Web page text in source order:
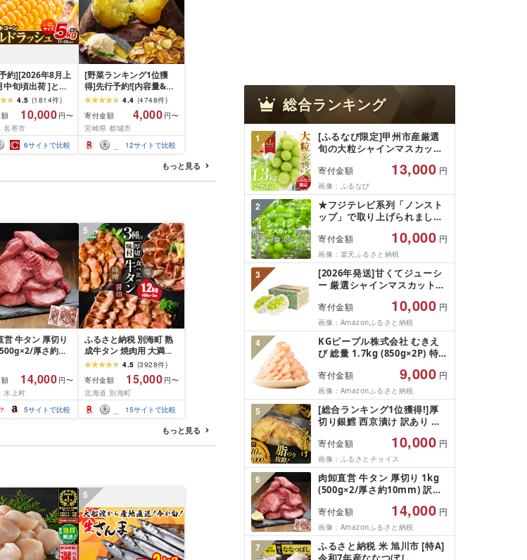
約][2026年8月上
中旬頃出荷 ]とう
し 極甘 スイート
「 ゴールドラッ
5kg 以上 11〜13
サイズ --
4.5 (1814件)
10,000 円〜
名寄市
6サイトで比較
[野菜ランキング1位獲
得]先行予約![内容量&発
送時期が選べる!]島津甘
藷 熟成紅はるか ≪M〜
S≫≪2L〜M≫ - 年間受
付数2万超え 紅はるか
2kg/5kg/10kg 大きめサ
イズ 産地直送 先行受付
11月お届け 国産 土付き
4.4 (4748件)
寄付金額
4,000 円〜
宮崎県 都城市
12サイトで比較
もっと見る
営 牛タン 厚切り
厚さ約
肉 冷凍 スライス
バーベキュー
つまみ ギフト お
中元 夏ギフト
14,000 円〜
水上村
5サイトで比較
5
ふるさと納税 別海町 熟
成牛タン 焼肉用 大満足
1.2kg3種 牛タン厚切り
スライス ステーキ 別海
町ふるさと納税
4.5 (3928件)
寄付金額
15,000 円〜
北海道 別海町
15サイトで比較
もっと見る
5
総合ランキング
1
[ふるなび限定]甲州市産厳選
旬の大粒シャインマスカット
(MG)B12-472 FN-Limited-
VO シャインマスカット フル
ーツ
寄付金額 13,000 円
画像：ふるなび
2
★フジテレビ系列「ノンスト
ップ」で取り上げられました!
ルプス市産シャインマスカッ
ト1.2kg以上(2〜3房)ふるさと
納税 おすすめ 山梨県 南アル
プス市 送料無料 AL
寄付金額 10,000 円
画像：楽天ふるさと納税
3
[2026年発送]甘くてジューシ
ー 厳選シャインマスカット
日)から10月下旬までの発送)
フルーツ ぶどう 果物 山梨県
産 2026 旬 大粒 高級 ブドウ
葡萄 富士吉田市
寄付金額 10,000 円
画像：Amazonふるさと納税
4
KGピープル株式会社 むきえ
び 総量 1.7kg (850g×2P) 特大
凍結 下処理不要 サイズ不揃い
訳あり
寄付金額 9,000 円
画像：Amazonふるさと納税
5
[総合ランキング1位獲得!]厚
切り銀鱈 西京漬け 訳あり 銀
100g × 10切) 西京味噌 西京み
そ 味噌漬け みそ 味噌 鮮魚 魚
介 銀だら 銀ダラ ギンダラ ぎ
んだら 鱈 タラ 魚 西京焼き 西
京漬 西京やき 冷凍 厳選 鮮魚
漬け魚 漬魚 新鮮 小分け 人気
返礼品 おかず おつまみ お酒
のあて 家計応援 10000円 魚
喜 神奈川 湘南 藤沢
寄付金額 10,000 円
画像：ふるさとチョイス
6
肉卸直営 牛タン 厚切り 1kg
(500g×2/厚さ約10mm) 訳あ
ライス 業務用 バーベキュー
BBQ おつまみ ギフト お祝い
お中元 夏ギフト
寄付金額 14,000 円
画像：Amazonふるさと納税
7
ふるさと納税 米 旭川市 [特A]